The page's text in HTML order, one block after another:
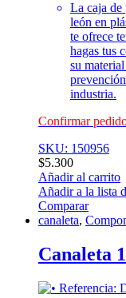
La caja de
león en
te ofrece
hagas tus
su
industria.
Confirmar
SKU: 150956
$5.300
Añadir al carrito
Añadir a la lista
Comparar
canaleta,
Canaleta